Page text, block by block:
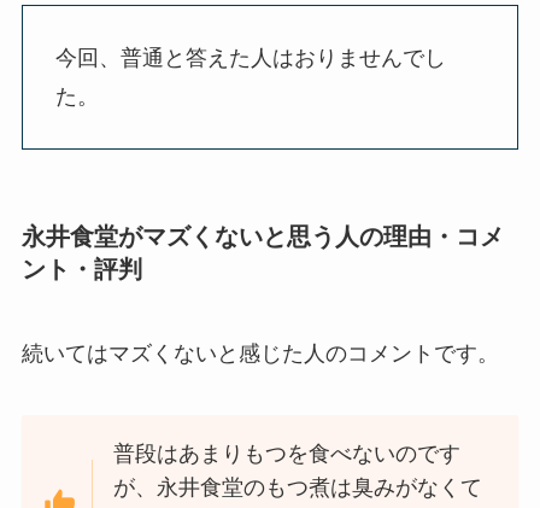
今回、普通と答えた人はおりませんでし
た。
永井食堂がマズくないと思う人の理由・コメ
ント・評判
続いてはマズくないと感じた人のコメントです。
普段はあまりもつを食べないのです
が、永井食堂のもつ煮は臭みがなくて